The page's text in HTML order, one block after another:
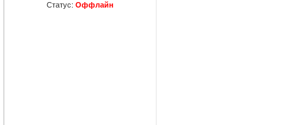
Статус: Оффлайн